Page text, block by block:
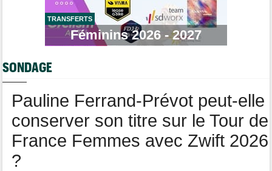
Route
Romain Bardet hospitalisé après une chute dans la descente du
Loes Adegeest : "On essaiera encore demain..."
TRANSFERTS
Féminins 2026 - 2027
SONDAGE
Pauline Ferrand-Prévot peut-elle
conserver son titre sur le Tour de
France Femmes avec Zwift 2026
?